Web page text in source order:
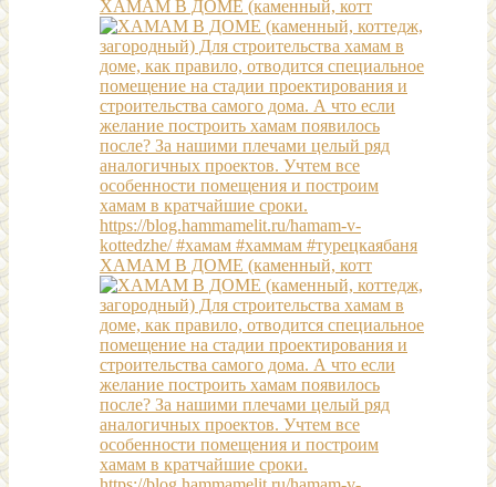
ХАМАМ В ДОМЕ (каменный, котт
ХАМАМ В ДОМЕ (каменный, котт